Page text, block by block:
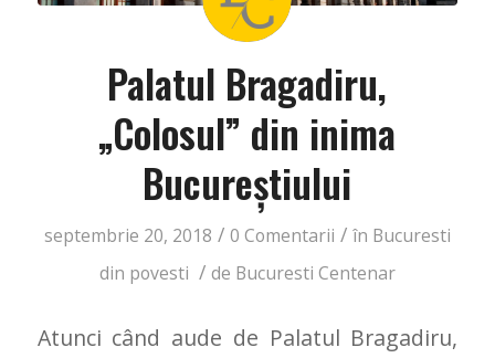
Palatul Bragadiru,
„Colosul” din inima
Bucureştiului
septembrie 20, 2018 / 0 Comentarii / în Bucuresti
din povesti / de Bucuresti Centenar
Atunci când aude de Palatul Bragadiru,